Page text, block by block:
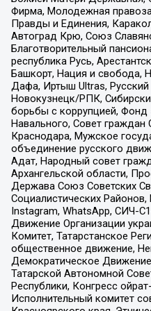
Фирма, Молодежная
Правды и Единения,
Автоград Крю, Союз
Благотворительный
республика Русь,
Башкорт, Нация и свобода,
Дафа, Иртыш Ultras, Русский
Новокузнецк/РПК,
борьбы с коррупцией,
Навального, Совет граждан
Краснодара, Мужское
объединение русского
Адат, Народный совет
Архангельской области,
Держава Союз Советских
Социалистических
Instagram, WhatsApp, СИЧ-
Движение Организации
Комитет, Татарстанское
общественное движение,
Демократическое
Татарской Автономной
Республики, Конгресс
Исполнительный комитет